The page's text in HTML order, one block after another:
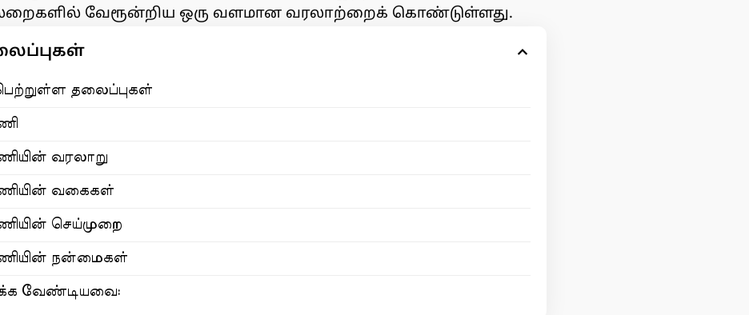
வேரூன்றிய ஒரு வளமான வரலாற்றைக் கொண்டுள்ளது.
தலைப்புகள்
வரலாறு
வகைகள்
செய்முறை
நன்மைகள்
வேண்டியவை: